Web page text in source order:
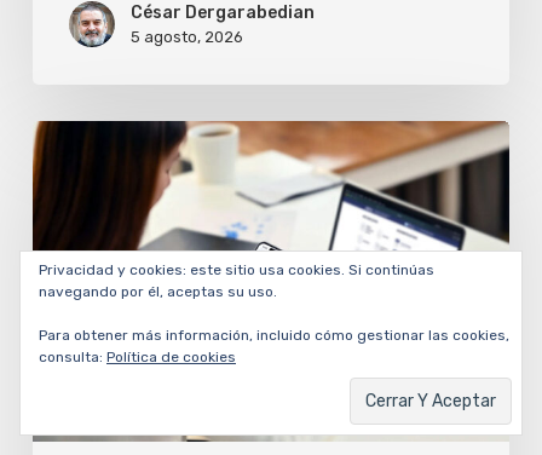
César Dergarabedian
5 agosto, 2026
Cómo
conseguir
la
firma
digital
gratis
celular
Privacidad y cookies: este sitio usa cookies. Si continúas
navegando por él, aceptas su uso.
Para obtener más información, incluido cómo gestionar las cookies,
consulta: Política de cookies